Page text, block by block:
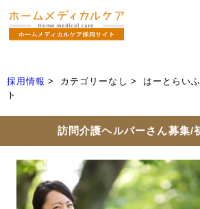
採用情報 カテゴリーなし
はーとらい
ト
訪問介護ヘルパーさん募集/